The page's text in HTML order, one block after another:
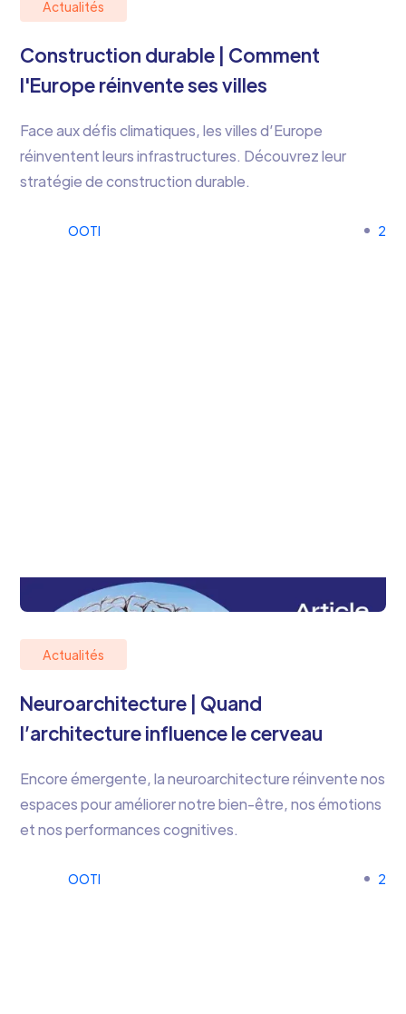
Actualités
Construction durable | Comment
l'Europe réinvente ses villes
Face aux défis climatiques, les villes d’Europe
réinventent leurs infrastructures. Découvrez leur
stratégie de construction durable.
OOTI 2
Actualités
Neuroarchitecture | Quand
l’architecture influence le cerveau
Encore émergente, la neuroarchitecture réinvente nos
espaces pour améliorer notre bien-être, nos émotions
et nos performances cognitives.
OOTI 2